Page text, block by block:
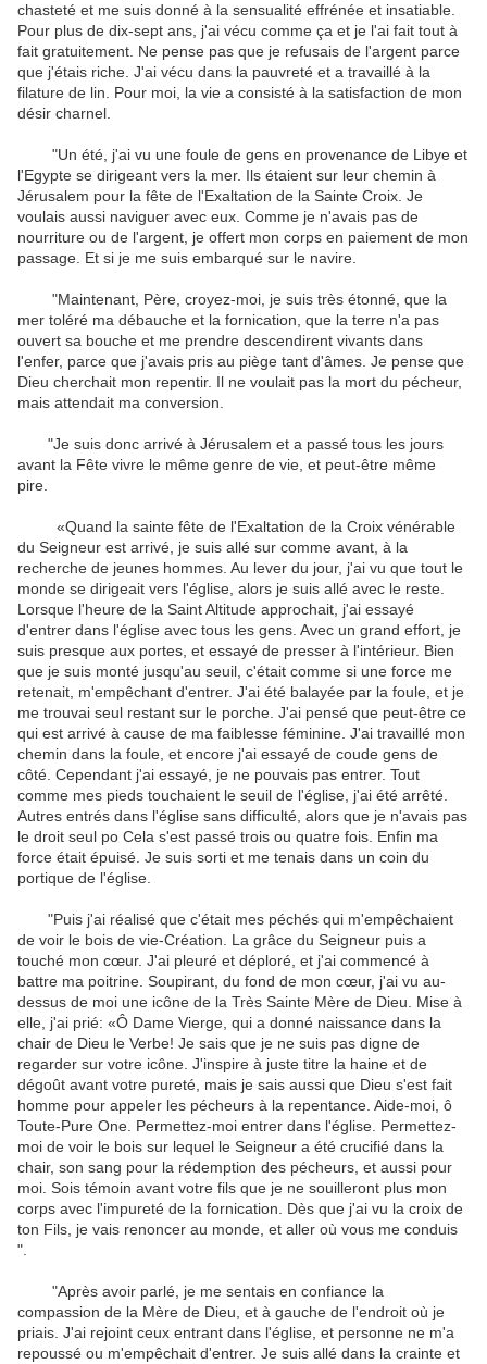
chasteté et me suis donné à la sensualité effrénée et insatiable
Pour plus de dix-sept ans, j'ai vécu comme ça et je l'ai fait tout à
fait gratuitement. Ne pense pas que je refusais de l'argent parce
que j'étais riche J'ai vécu dans la pauvreté et a travaillé à la
filature de lin Pour moi, la vie a consisté à la satisfaction de mon
désir charnel
"Un été, j'ai vu une foule de gens en provenance de Libye et
l'Egypte se dirigeant vers la mer. Ils étaient sur leur chemin à
Jérusalem pour la fête de l'Exaltation de la Sainte Croix Je
voulais aussi naviguer avec eux Comme je n'avais pas de
nourriture ou de l'argent , je offert mon corps en paiement de mon
passage Et si je me suis embarqué sur le navire
"Maintenant, Père, croyez-moi , je suis très étonné que la
mer toléré ma débauche et la fornication que la terre n'a pas
ouvert sa bouche et me prendre descendirent vivants dans
l'enfer, parce que j'avais pris au piège tant d'âmes Je pense que
Dieu cherchait mon repentir. Il ne voulait pas la mort du pécheur,
mais attendait ma conversion
"Je suis donc arrivé à Jérusalem et a passé tous les jours
avant la Fête vivre le même genre de vie et peut-être même
pire
«Quand la sainte fête de l'Exaltation de la Croix vénérable
du Seigneur est arrivé , je suis allé sur comme avant à la
recherche de jeunes hommes Au lever du jour, j'ai vu que tout le
monde se dirigeait vers l'église alors je suis allé avec le reste
Lorsque l'heure de la SaintAltitude approchait , j'ai essayé
d'entrer dans l'église avec tous les gens Avec un grand effort , je
suis presque aux portes et essayé de presser à l'intérieur. Bien
que je suis monté jusqu'au seuil , c'était comme si une force me
retenait m'empêchant d'entrer. J'ai été balayée par la foule et je
me trouvai seul restant sur le porche J'ai pensé que peut-être ce
qui est arrivé à cause de ma faiblesse féminine J'ai travaillé mon
chemin dans la foule et encore j'ai essayé de coude gens de
côté Cependant j'ai essayé , je ne pouvais pas entrer. Tout
comme mes pieds touchaient le seuil de l'église j'ai été arrêté
Autres entrés dans l'église sans difficulté alors que je n'avais pas
le droit seul po Cela s'est passé trois ou quatre fois Enfin ma
force était épuisé Je suis sorti et me tenais dans un coin du
portique de l'église.
"Puis j'ai réalisé que c'était mes péchés qui m'empêchaient
de voir le bois de vie-Création. La grâce du Seigneur puis a
touché mon cœur. J'ai pleuré et déploré et j'ai commencé à
battre ma poitrine Soupirant , du fond de mon cœur, j'ai vu au-
dessus de moi une icône de la Très Sainte Mère de Dieu Mise à
elle, j'ai prié: «Ô Dame Vierge qui a donné naissance dans la
chair de Dieu le Verbe! Je sais que je ne suis pas digne de
regarder sur votre icône J'inspire à juste titre la haine et de
dégoût avant votre pureté mais je sais aussi que Dieu s'est fait
homme pour appeler les pécheurs à la repentance Aide-moi , ô
Toute-Pure One. Permettez-moi entrer dans l'église Permettez-
moi de voir le bois sur lequel le Seigneur a été crucifié dans la
chair, son sang pour la rédemption des pécheurs et aussi pour
moi Sois témoin avant votre fils que je ne souilleront plus mon
corps avec l'impureté de la fornication Dès que j'ai vu la croix de
ton Fils , je vais renoncer au monde et aller où vous me conduis
"
"Après avoir parlé , je me sentais en confiance la
compassion de la Mère de Dieu et à gauche de l'endroit où je
priais J'ai rejoint ceux entrant dans l'église et personne ne m'a
repoussé ou m'empêchait d'entrer. Je suis allé dans la crainte et